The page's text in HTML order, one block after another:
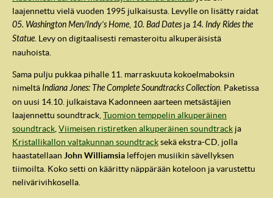
laajennettu vielä vuoden 1995 julkaisusta. Levylle on lisätty raidat
05. Washington Men/Indy’s Home 10. Bad Dates ja 14. Indy Rides the
Statue . Levy on digitaalisesti remasteroitu alkuperäisistä
nauhoista.
Sama pulju pukkaa pihalle 11. marraskuuta kokoelmaboksin
nimeltä Indiana Jones: The Complete Soundtracks Collection . Paketissa
on uusi 14.10. julkaistava Kadonneen aarteen metsästäjien
laajennettu soundtrack, Tuomion temppelin alkuperäinen
soundtrack Viimeisen ristiretken alkuperäinen soundtrack ja
Kristallikallon valtakunnan soundtracksekä ekstra-CD, jolla
haastatellaan John Williamsia leffojen musiikin sävellyksen
tiimoilta. Koko setti on kääritty näppärään koteloon ja varustettu
nelivärivihkosella.